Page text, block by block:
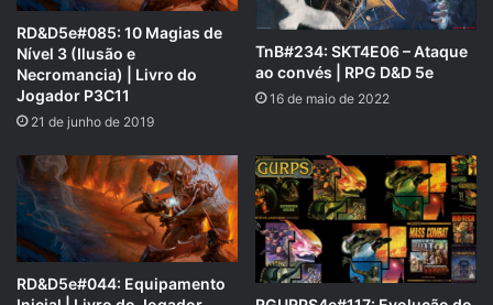
RD&D5e#085: 10 Magias de
Nível 3 (Ilusão e
Necromancia) | Livro do
Jogador P3C11
21 de junho de 2019
TnB#234: SKT4E06 – Ataque
ao convés | RPG D&D 5e
16 de maio de 2022
RD&D5e#044: Equipamento